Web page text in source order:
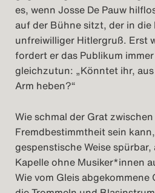
es, wenn Josse De Pauw
auf der Bühne sitzt, der in die
unfreiwilliger Hitlergruß. Erst
fordert er das Publikum
gleichzutun: „Könntet ihr,
Arm heben?“
Wie schmal der Grat
Fremdbestimmtheit sein
gespenstische Weise
Kapelle ohne Musiker*innen
Wie vom Gleis